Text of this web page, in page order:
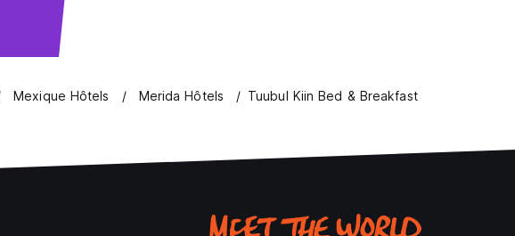
Mexique Hôtels Merida Hôtels Tuubul Kiin Bed & Breakfast